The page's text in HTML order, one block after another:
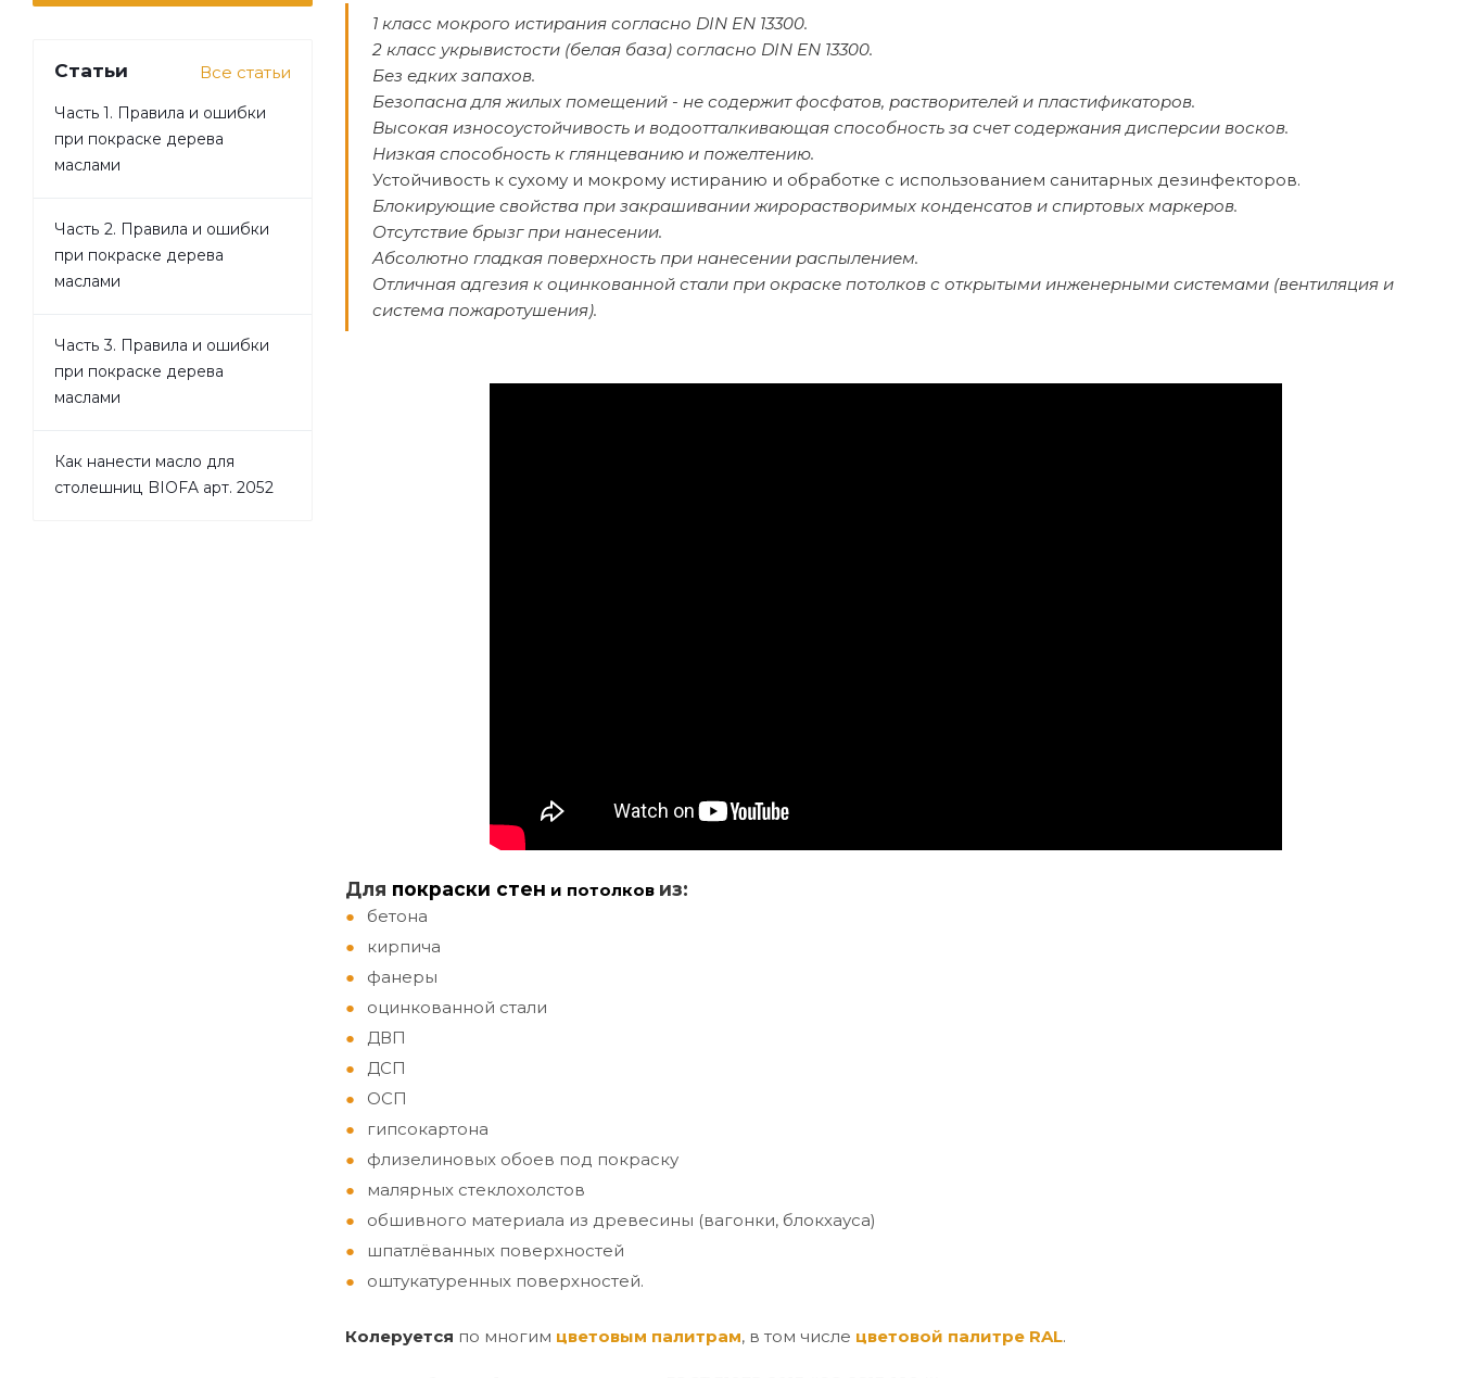
1 класс мокрого истирания согласно DIN EN 13300.
2 класс укрывистости (белая база) согласно DIN EN 13300.
Без едких запахов.
Безопасна для жилых помещений - не содержит фосфатов, растворителей и пластификаторов.
Высокая износоустойчивость и водоотталкивающая способность за счет содержания дисперсии восков.
Низкая способность к глянцеванию и пожелтению.
Устойчивость к сухому и мокрому истиранию и обработке с использованием санитарных дезинфекторов.
Блокирующие свойства при закрашивании жирорастворимых конденсатов и спиртовых маркеров.
Отсутствие брызг при нанесении.
Абсолютно гладкая поверхность при нанесении распылением.
Отличная адгезия к оцинкованной стали при окраске потолков с открытыми инженерными системами (вентиляция и
система пожаротушения).
Для покраски стен и потолков из:
бетона
кирпича
фанеры
оцинкованной стали
ДВП
ДСП
ОСП
гипсокартона
флизелиновых обоев под покраску
малярных стеклохолстов
обшивного материала из древесины (вагонки, блокхауса)
шпатлёванных поверхностей
оштукатуренных поверхностей.
Колеруется по многим цветовым палитрам, в том числе цветовой палитре RAL.
Статьи Все статьи
Часть 1. Правила и ошибки
при покраске дерева
маслами
Часть 2. Правила и ошибки
при покраске дерева
маслами
Часть 3. Правила и ошибки
при покраске дерева
маслами
Как нанести масло для
столешниц BIOFA арт. 2052